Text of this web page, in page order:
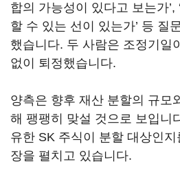
합의 가능성이 있다고 보는가’,
할 수 있는 선이 있는가’ 등 질
했습니다. 두 사람은 조정기일
없이 퇴정했습니다.
양측은 향후 재산 분할의 규모
해 팽팽히 맞설 것으로 보입니
유한 SK 주식이 분할 대상인
장을 펼치고 있습니다.